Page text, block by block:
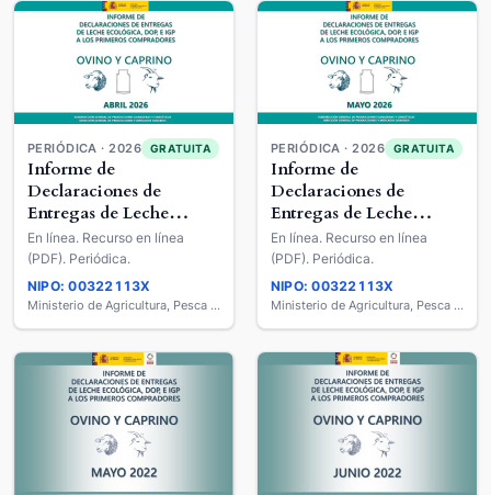
PERIÓDICA · 2026 GRATUITA
Informe de
Declaraciones de
Entregas de Leche
Ecológica, DOP E IGP a
los Primeros
Compradores : Ovino y
Caprino
En línea. Recurso en línea
(PDF). Periódica.
NIPO: 00322113X
Ministerio de Agricultura, Pesca y Alimentación
PERIÓDICA · 2026 GRATUITA
Informe de
Declaraciones de
Entregas de Leche
Ecológica, DOP E IGP a
los Primeros
Compradores : Ovino y
Caprino
En línea. Recurso en línea
(PDF). Periódica.
NIPO: 00322113X
Ministerio de Agricultura, Pesca y Alimentación